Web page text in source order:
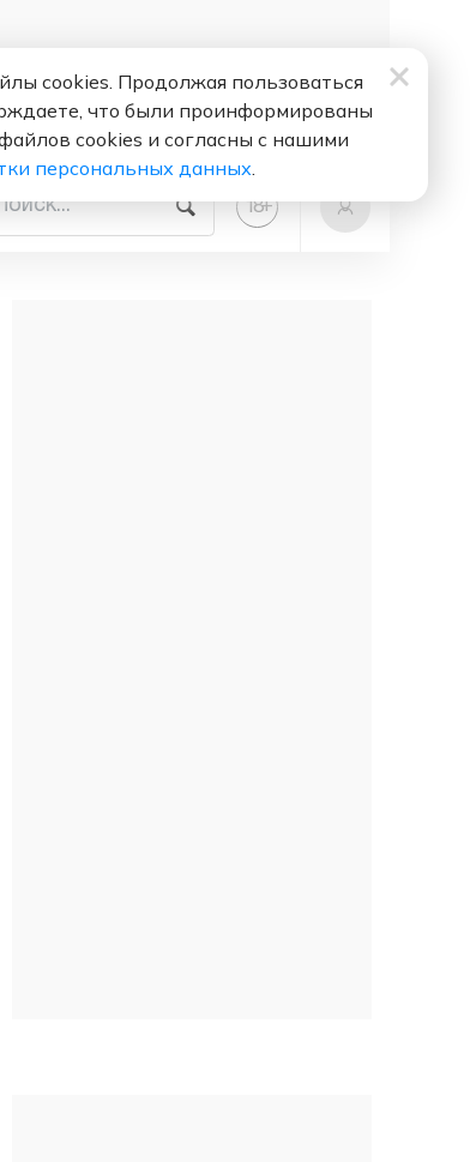
18+
cookies. Продолжая пользоваться
что были проинформированы
cookies и согласны с нашими
персональных данных.